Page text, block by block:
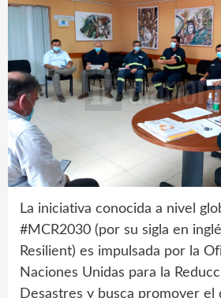
La iniciativa conocida a nivel
#MCR2030 (por su sigla en
Resilient) es impulsada por la
Naciones Unidas para la
Desastres y busca promover el